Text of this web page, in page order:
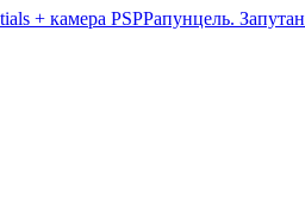
+ камера PSPРапунцель.